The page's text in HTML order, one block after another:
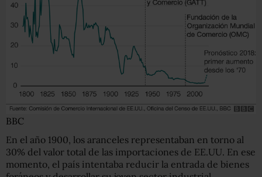
BBC
En el año 1900, los aranceles representaban en torno al
30% del valor total de las importaciones de EE.UU. En ese
momento, el país intentaba reducir la entrada de bienes